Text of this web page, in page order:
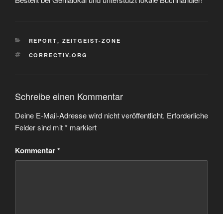
KATEGORIEN
REPORT, ZEITGEIST-ZONE
SCHLAGWÖRTER
CORRECTIV.ORG
Schreibe einen Kommentar
Deine E-Mail-Adresse wird nicht veröffentlicht. Erforderliche
Felder sind mit* markiert
Kommentar*